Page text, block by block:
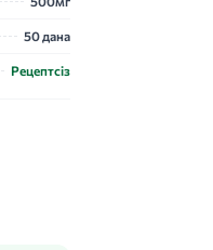
50 дана
Рецептсіз